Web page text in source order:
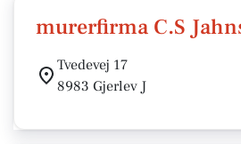
murerfirma C.S
Tvedevej 17
8983 Gjerlev J